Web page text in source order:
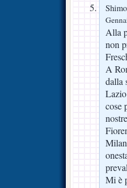
Alla
non
A
dalla
cose
Mi è